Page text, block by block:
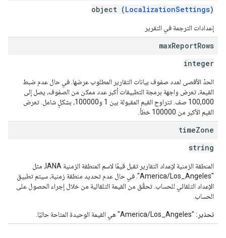
object (LocalizationSettings)
إعدادات الترجمة في التقرير
maxReportRows
integer
الحدّ الأقصى لعدد صفوف بيانات التقارير المطلوب عرضها. في حال عدم ضبط
القيمة، تعرض واجهة برمجة التطبيقات أكبر عدد ممكن من الصفوف، يصل إلى
100,000 صف. تتراوح القيم المقبولة بين 1 و100000، بشكلٍ شامل. تعرض
القيم الأكبر من 100000 خطأ.
timeZone
string
المنطقة الزمنية لإعداد التقارير تقبل قيمًا لاسم المنطقة الزمنية IANA، مثل
"America/Los_Angeles". في حال عدم تحديد منطقة زمنية، سيتم تطبيق
الإعداد التلقائي للحساب. تحقَّق من القيمة التلقائية من خلال إجراء الحصول على
الحساب.
تحذير: "America/Los_Angeles" هي القيمة الوحيدة المتاحة حاليًا.